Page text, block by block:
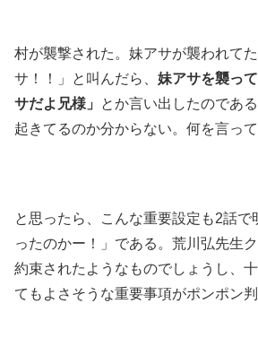
村が襲撃された。妹アサが襲われて
サ！！」と叫んだら、 妹アサを襲っ
サだよ兄様」
とか言い出したのであ
起きてるのか分からない。何を言っ
と思ったら、こんな重要設定も2話で
ったのかー！」である。荒川弘先生
約束されたようなものでしょうし、
てもよさそうな重要事項がポンポン判